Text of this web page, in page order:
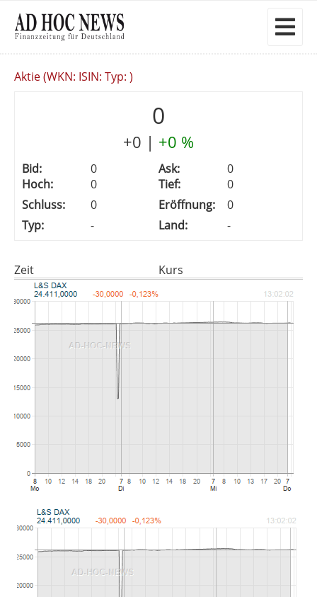
Aktie (WKN: ISIN: Typ: )
0
+0 | +0 %
Bid: 0 Ask:
0
Hoch:
0 Tief:
0
Schluss:
0 Eröffnung:
0
Typ:
- Land: -
Zeit Kurs